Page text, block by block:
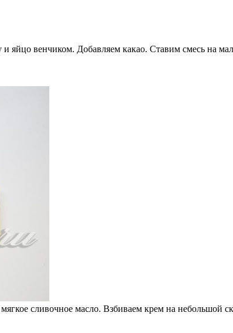
венчиком. Добавляем какао. Ставим смесь на
сливочное масло. Взбиваем крем на небольшой